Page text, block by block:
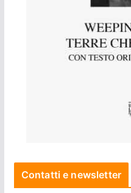
Contatti e newsletter